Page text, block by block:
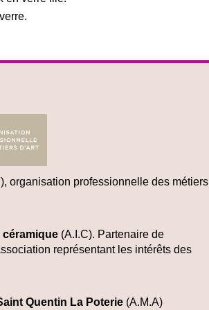
organisation professionnelle des métiers
céramique(A.I.C). Partenaire de
représentant les intérêts des
Quentin La Poterie(A.M.A)